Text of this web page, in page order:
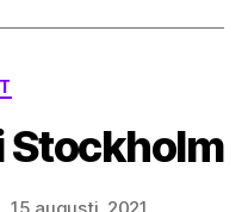
Stockholm